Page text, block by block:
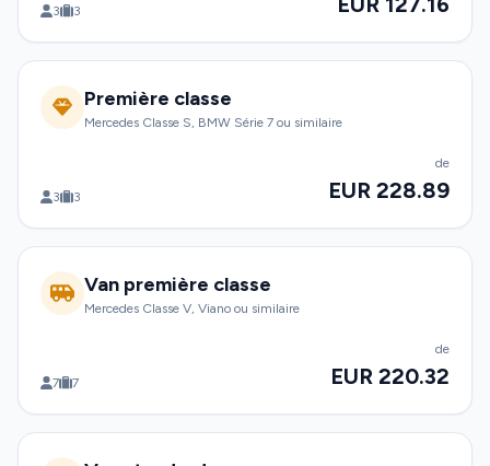
3 3
Première classe
Mercedes Classe S, BMW Série 7 ou similaire
3 3
de
EUR 228.89
Van première classe
Mercedes Classe V, Viano ou similaire
7 7
de
EUR 220.32